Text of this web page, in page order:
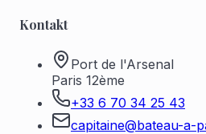
Kontakt
Port de l'Arsenal
Paris 12ème
+33 6 70 34 25 43
capitaine@bateau-a-